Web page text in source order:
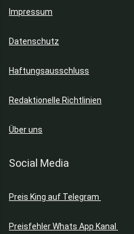
Impressum
Datenschutz
Haftungsausschluss
Redaktionelle Richtlinien
Über uns
Social Media
Preis King auf Telegram
Preisfehler Whats App Kanal